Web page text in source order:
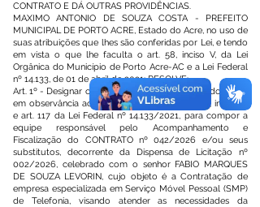
CONTRATO E DÁ OUTRAS PROVIDÊNCIAS.
MAXIMO ANTONIO DE SOUZA COSTA - PREFEITO
MUNICIPAL DE PORTO ACRE, Estado do Acre, no uso de
suas atribuições que lhes são conferidas por Lei, e tendo
em vista o que lhe faculta o art. 58, inciso V, da Lei
Orgânica do Município de Porto Acre-AC e a Lei Federal
nº 14.133, de 01 de abril de 2021; RESOLVE:
Art. 1º - Designar os servidores abaixo relacionados para,
em observância ao disposto no Art. 7º, Art. 104, inciso III
e art. 117 da Lei Federal nº 14.133/2021, para compor a
equipe responsável pelo Acompanhamento e
Fiscalização do CONTRATO nº 042/2026 e/ou seus
substitutos, decorrente da Dispensa de Licitação nº
002/2026, celebrado com o senhor FABIO MARQUES
DE SOUZA LEVORIN, cujo objeto é a Contratação de
empresa especializada em Serviço Móvel Pessoal (SMP)
de Telefonia, visando atender as necessidades da